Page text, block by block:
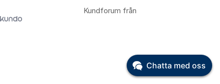
Kundforum från
Chatta med oss